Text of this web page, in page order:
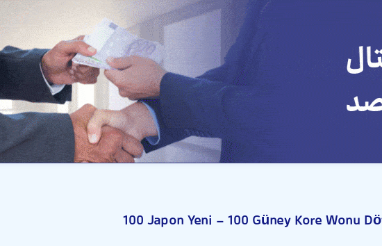
100 Japon Yeni - 100 Güney Kore Wonu